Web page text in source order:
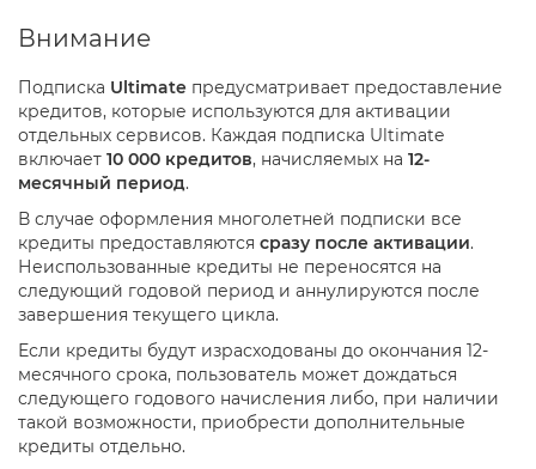
Внимание
Подписка Ultimate предусматривает предоставление
кредитов, которые используются для активации
отдельных сервисов. Каждая подписка Ultimate
включает 10 000 кредитов, начисляемых на 12-
месячный период.
В случае оформления многолетней подписки все
кредиты предоставляются сразу после активации.
Неиспользованные кредиты не переносятся на
следующий годовой период и аннулируются после
завершения текущего цикла.
Если кредиты будут израсходованы до окончания 12-
месячного срока, пользователь может дождаться
следующего годового начисления либо, при наличии
такой возможности, приобрести дополнительные
кредиты отдельно.